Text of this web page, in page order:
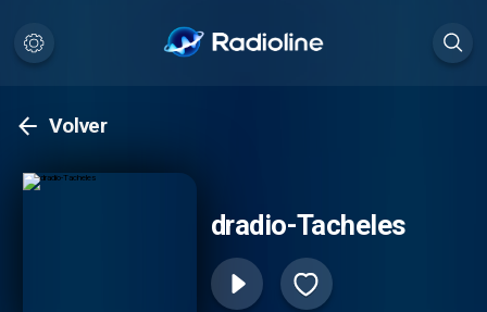
Volver
dradio-Tacheles